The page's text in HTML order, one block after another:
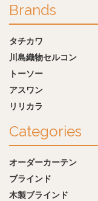
Brands
タチカワ
川島織物セルコン
トーソー
アスワン
リリカラ
Categories
オーダーカーテン
ブラインド
木製ブラインド